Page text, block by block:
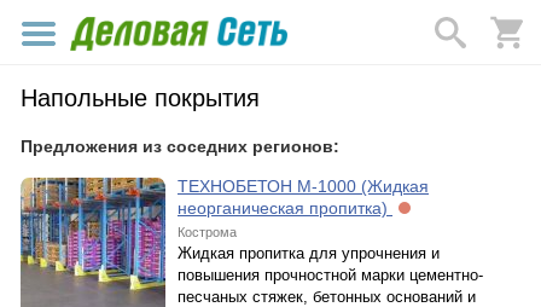
Напольные покрытия
Предложения из соседних регионов:
ТЕХНОБЕТОН М-1000 (Жидкая
неорганическая пропитка)
Кострома
Жидкая пропитка для упрочнения и
повышения прочностной марки цементно-
песчаных стяжек, бетонных оснований и